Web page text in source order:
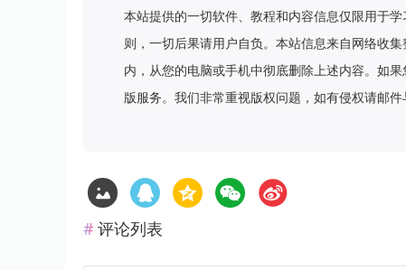
本站提供的一切软件、教程和内容信息仅限用于
则，一切后果请用户自负。本站信息来自网络收
内，从您的电脑或手机中彻底删除上述内容。如
版服务。我们非常重视版权问题，如有侵权请邮件
评论列表